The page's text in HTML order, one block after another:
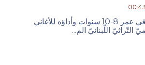
الطّفل اللّبنانيّ في عمر 8-10 سنوات وأداؤه للأغاني
التّراثيّ اللّبنانيّ الم...